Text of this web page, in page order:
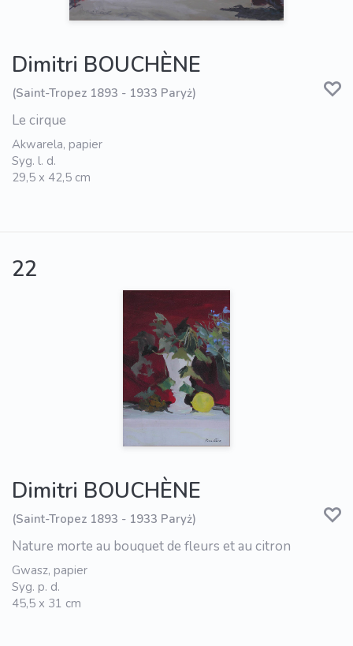
Dimitri BOUCHÈNE
(Saint-Tropez 1893 - 1933 Paryż)
Le cirque
Akwarela, papier
Syg. l. d.
29,5 x 42,5 cm
22
Dimitri BOUCHÈNE
(Saint-Tropez 1893 - 1933 Paryż)
Nature morte au bouquet de fleurs et au citron
Gwasz, papier
Syg. p. d.
45,5 x 31 cm